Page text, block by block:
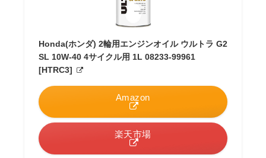
Honda(ホンダ) 2輪用エンジンオイル ウルトラ G2
SL 10W-40 4サイクル用 1L 08233-99961
[HTRC3]
Amazon
楽天市場